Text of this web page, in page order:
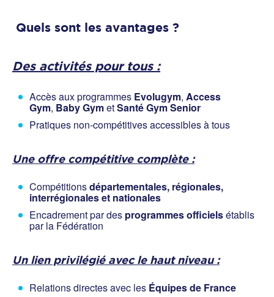
Quels sont les avantages ?
Des activités pour tous :
Accès aux programmes Evolugym, Access
Gym, Baby GymetSanté Gym Senior
Pratiques non-compétitives accessibles à tous
Une offre compétitive complète :
Compétitionsdépartementales, régionales,
interrégionales et nationales
Encadrement par des programmes officielsétablis
par la Fédération
Un lien privilégié avec le haut niveau :
Relations directes avec les Équipes de France